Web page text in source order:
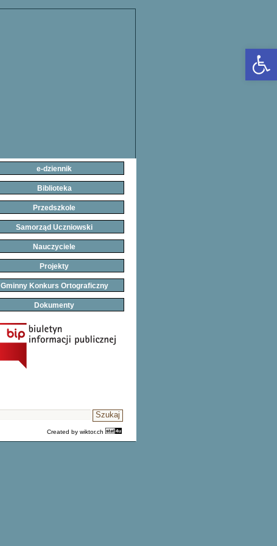
e-dziennik
Biblioteka
Przedszkole
Samorząd Uczniowski
Nauczyciele
Projekty
Gminny Konkurs Ortograficzny
Dokumenty
Created by wiktor.ch